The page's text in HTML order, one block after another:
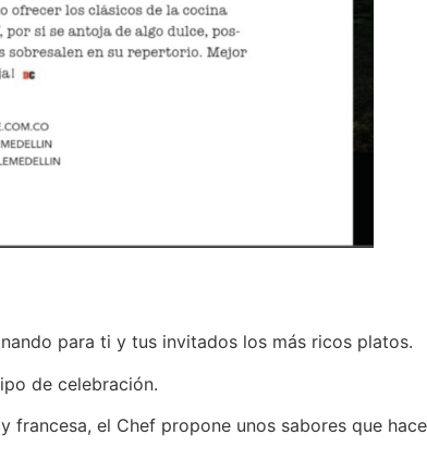
para ti y tus invitados los más ricos platos.
de celebración.
el Chef propone unos sabores que